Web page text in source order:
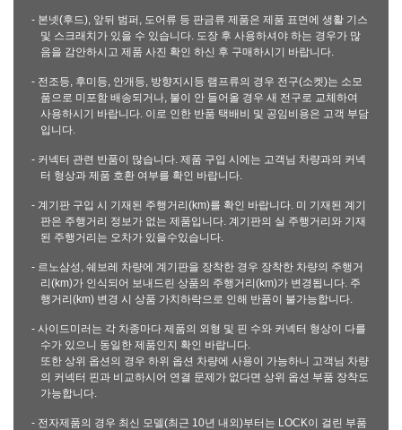
- 본넷(후드), 앞뒤 범퍼, 도어류 등 판금류 제품은 제품 표면에 생활 기스
및 스크래치가 있을 수 있습니다. 도장 후 사용하셔야 하는 경우가 많
음을 감안하시고 제품 사진 확인 하신 후 구매하시기 바랍니다.
- 전조등, 후미등, 안개등, 방향지시등 램프류의 경우 전구(소켓)는 소모
품으로 미포함 배송되거나, 불이 안 들어올 경우 새 전구로 교체하여
사용하시기 바랍니다. 이로 인한 반품 택배비 및 공임비용은 고객 부담
입니다.
- 커넥터 관련 반품이 많습니다. 제품 구입 시에는 고객님 차량과의 커넥
터 형상과 제품 호환 여부를 확인 바랍니다.
- 계기판 구입 시 기재된 주행거리(km)를 확인 바랍니다. 미 기재된 계기
판은 주행거리 정보가 없는 제품입니다. 계기판의 실 주행거리와 기재
된 주행거리는 오차가 있을수있습니다.
- 르노삼성, 쉐보레 차량에 계기판을 장착한 경우 장착한 차량의 주행거
리(km)가 인식되어 보내드린 상품의 주행거리(km)가 변경됩니다. 주
행거리(km) 변경 시 상품 가치하락으로 인해 반품이 불가능합니다.
- 사이드미러는 각 차종마다 제품의 외형 및 핀 수와 커넥터 형상이 다를
수가 있으니 동일한 제품인지 확인 바랍니다.
또한 상위 옵션의 경우 하위 옵션 차량에 사용이 가능하니 고객님 차량
의 커넥터 핀과 비교하시어 연결 문제가 없다면 상위 옵션 부품 장착도
가능합니다.
- 전자제품의 경우 최신 모델(최근 10년 내외)부터는 LOCK이 걸린 부품